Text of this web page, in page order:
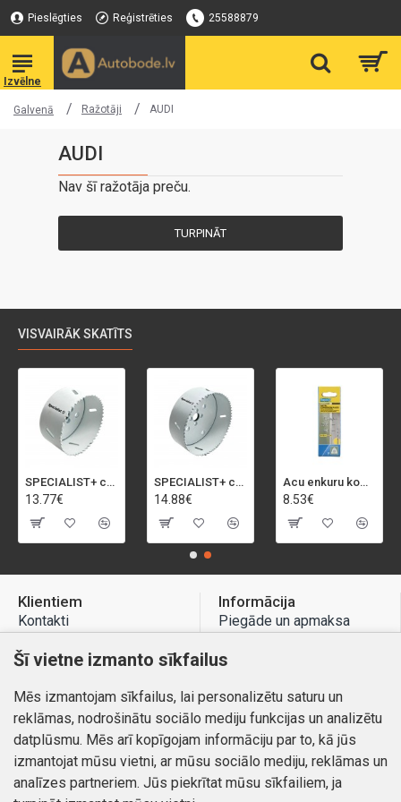
Pieslēgties Reģistrēties 25588879
Galvenā Ražotāji AUDI
AUDI
Nav šī ražotāja preču.
TURPINĀT
VISVAIRĀK SKATĪTS
SPECIALIST+ caurumu zāģis BI-METAL, 92 mm
13.77€
SPECIALIST+ caurumu zāģis BI-METAL, 98 mm
14.88€
Acu enkuru komplekts, 3-13 mm, Rapid, 12 gab.
8.53€
Klientiem
Kontakti
Preču atgriešana
Mans profils
Pasūtījumi
Informācija
Piegāde un apmaksa
Atteikuma tiesības
Kontakti
Šī vietne izmanto sīkfailus
Mēs izmantojam sīkfailus, lai personalizētu saturu un
reklāmas, nodrošinātu sociālo mediju funkcijas un analizētu
datplūsmu. Mēs arī kopīgojam informāciju par to, kā jūs
izmantojat mūsu vietni, ar mūsu sociālo mediju, reklāmas un
analīzes partneriem. Jūs piekrītat mūsu sīkfailiem, ja